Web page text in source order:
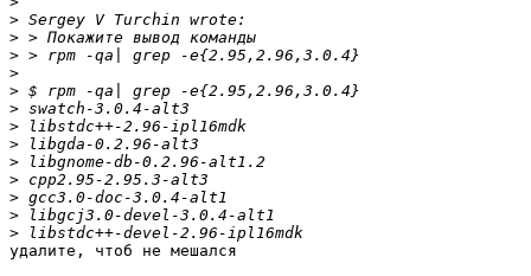
>
>
>
>
>
>
>
>
>
>
>
>
>
удалите, чтоб не мешался